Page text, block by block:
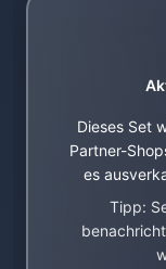
Dieses Set
Partner-
es
Tipp: